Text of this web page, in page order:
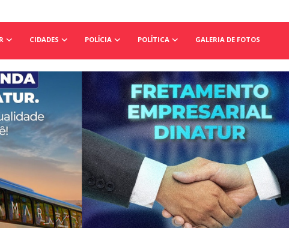
CIDADES POLÍCIA POLÍTICA GALERIA DE FOTOS